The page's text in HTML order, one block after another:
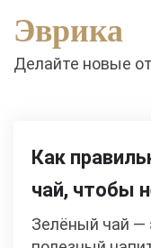
content
Эврика
Делайте новые
Как
чай, чтобы
Зелёный чай —